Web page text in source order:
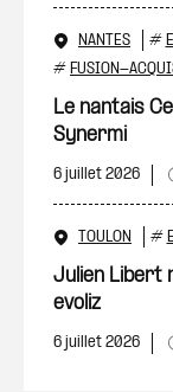
NANTES #
# FUSION-
Le nantais
Synermi
6 juillet 2026
TOULON #
Julien Libert
evoliz
6 juillet 2026